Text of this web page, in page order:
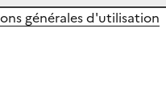
générales d'utilisation